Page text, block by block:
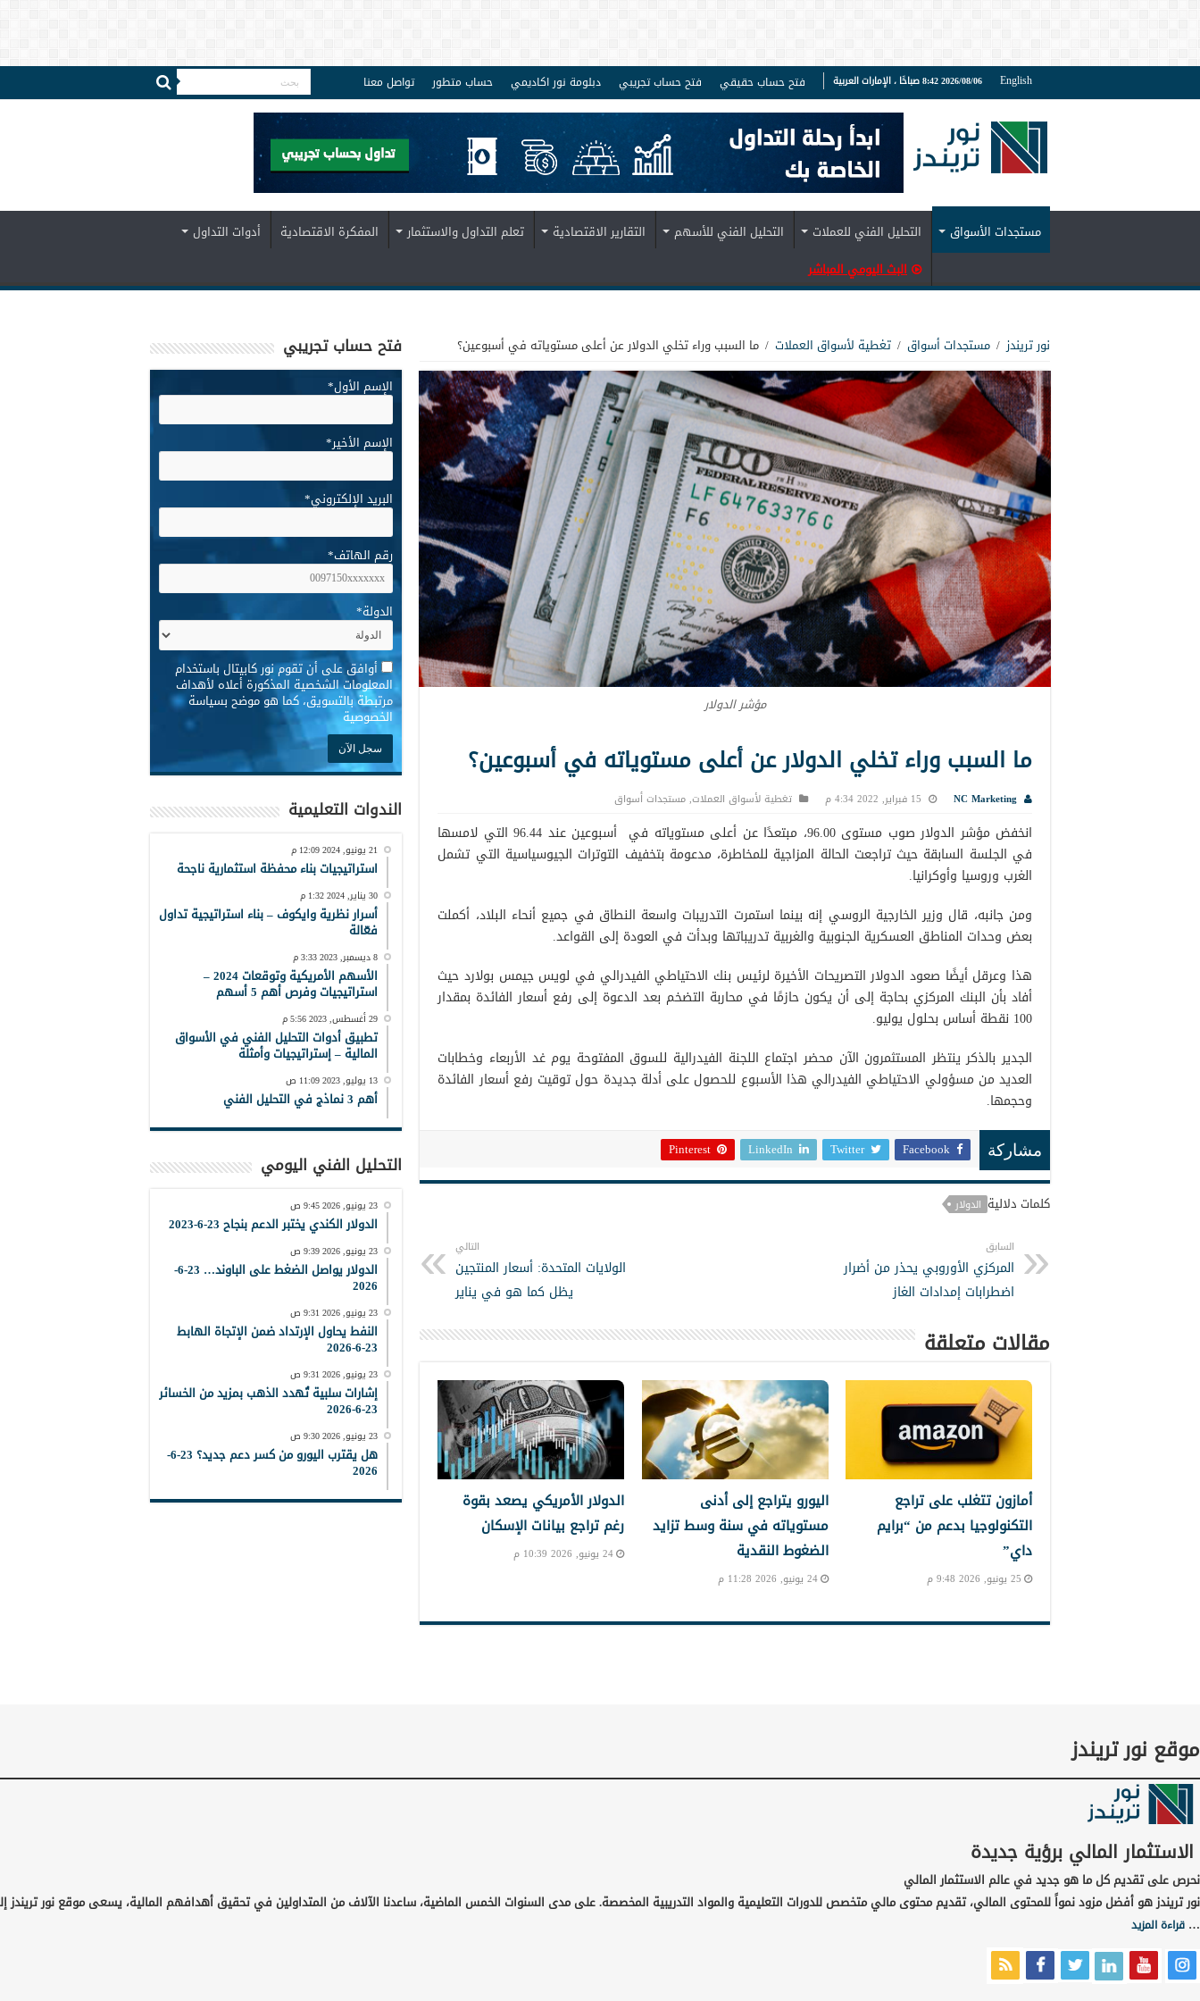
English 2026/08/06 8:42 صباحًا ، الإمارات العربية فتح حساب حقيقي فتح حساب تجريبي دبلومة نور اكاديمي حساب متطور تواصل معنا
مستجدات الأسواق التحليل الفني للعملات التحليل الفني للأسهم التقارير الاقتصادية تعلم التداول والاستثمار المفكرة الاقتصادية
أدوات التداول
البث اليومي المباشر
نور تريندز / مستجدات أسواق / تغطية لأسواق العملات / ما السبب وراء تخلي الدولار عن أعلى مستوياته في أسبوعين؟
مؤشر الدولار
ما السبب وراء تخلي الدولار عن أعلى مستوياته في أسبوعين؟
NC Marketing 15 فبراير, 2022 4:34 م تغطية لأسواق العملات,مستجدات أسواق
انخفض مؤشر الدولار صوب مستوى 96.00، مبتعدًا عن أعلى مستوياته في أسبوعين عند 96.44 التي لامسها
في الجلسة السابقة حيث تراجعت الحالة المزاجية للمخاطرة، مدعومة بتخفيف التوترات الجيوسياسية التي تشمل
الغرب وروسيا وأوكرانيا.
ومن جانبه، قال وزير الخارجية الروسي إنه بينما استمرت التدريبات واسعة النطاق في جميع أنحاء البلاد، أكملت
بعض وحدات المناطق العسكرية الجنوبية والغربية تدريباتها وبدأت في العودة إلى القواعد.
هذا وعرقل أيضًا صعود الدولار التصريحات الأخيرة لرئيس بنك الاحتياطي الفيدرالي في لويس جيمس بولارد حيث
أفاد بأن البنك المركزي بحاجة إلى أن يكون حازمًا في محاربة التضخم بعد الدعوة إلى رفع أسعار الفائدة بمقدار
100 نقطة أساس بحلول يوليو.
الجدير بالذكر ينتظر المستثمرون الآن محضر اجتماع اللجنة الفيدرالية للسوق المفتوحة يوم غد الأربعاء وخطابات
العديد من مسؤولي الاحتياطي الفيدرالي هذا الأسبوع للحصول على أدلة جديدة حول توقيت رفع أسعار الفائدة
وحجمها.
مشاركة Facebook
Twitter
LinkedIn
Pinterest
كلمات دلالية الدولار
السابق
المركزي الأوروبي يحذر من أضرار
اضطرابات إمدادات الغاز
التالي
الولايات المتحدة: أسعار المنتجين
يظل كما هو في يناير
مقالات متعلقة
أمازون تتغلب على تراجع
التكنولوجيا بدعم من “برايم
داي”
25 يونيو, 2026 9:48 م
اليورو يتراجع إلى أدنى
مستوياته في سنة وسط تزايد
الضغوط النقدية
24 يونيو, 2026 11:28 م
الدولار الأمريكي يصعد بقوة
رغم تراجع بيانات الإسكان
24 يونيو, 2026 10:39 م
فتح حساب تجريبي
الإسم الأول*
الإسم الأخير*
البريد الإلكتروني*
رقم الهاتف*
الدولة*
* أوافق على أن تقوم نور كابيتال باستخدام
المعلومات الشخصية المذكورة أعلاه لأهداف
مرتبطة بالتسويق، كما هو موضح بسياسة
الخصوصية
الندوات التعليمية
21 يونيو, 2024 12:09 م
استراتيجيات بناء محفظة استثمارية ناجحة
30 يناير, 2024 1:32 م
أسرار نظرية وايكوف – بناء استراتيجية تداول
فعّالة
8 ديسمبر, 2023 3:33 م
الأسهم الأمريكية وتوقعات 2024 –
استراتيجيات وفرص أهم 5 أسهم
29 أغسطس, 2023 5:56 م
تطبيق أدوات التحليل الفني في الأسواق
المالية – إستراتيجيات وأمثلة
13 يوليو, 2023 11:09 ص
أهم 3 نماذج في التحليل الفني
التحليل الفني اليومي
23 يونيو, 2026 9:45 ص
الدولار الكندي يختبر الدعم بنجاح 23-6-2023
23 يونيو, 2026 9:39 ص
الدولار يواصل الضغط على الباوند… 23-6-
2026
23 يونيو, 2026 9:31 ص
النفط يحاول الإرتداد ضمن الإتجاة الهابط
23-6-2026
23 يونيو, 2026 9:31 ص
إشارات سلبية تُهدد الذهب بمزيد من الخسائر
23-6-2026
23 يونيو, 2026 9:30 ص
هل يقترب اليورو من كسر دعم جديد؟ 23-6-
2026
موقع نور تريندز
الاستثمار المالي برؤية جديدة
نحرص على تقديم كل ما هو جديد في عالم الاستثمار المالي
نور تريندز هو أفضل مزود نمواً للمحتوى المالي، تقديم محتوى مالي متخصص للدورات التعليمية والمواد التدريبية المخصصة. على مدى السنوات الخمس الماضية، ساعدنا الآلاف من المتداولين في تحقيق أهدافهم المالية، يسعى موقع نور تريندز
… قراءة المزيد